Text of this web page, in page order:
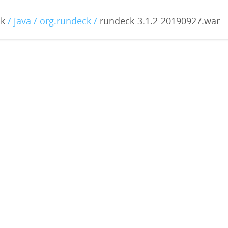
/ java / org.rundeck / rundeck-3.1.2-20190927.war
20190927.war